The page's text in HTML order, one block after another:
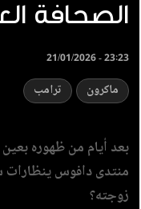
الصحافة
21/01/2026 - 23:23
ماكرون ترامب
بعد أيام من ظهوره
منتدى دافوس
زوجته؟